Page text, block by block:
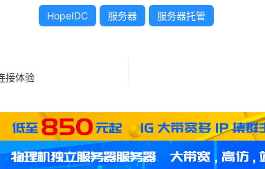
多优惠。HopeIDC 服务器 服务器托管
接体验